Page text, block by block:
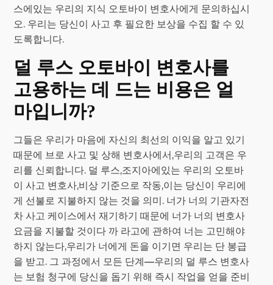
스에있는 우리의 지식 오토바이 변호사에게 문의하십시
오. 우리는 당신이 사고 후 필요한 보상을 수집 할 수 있
도록합니다.
덜 루스 오토바이 변호사를
고용하는 데 드는 비용은 얼
마입니까?
그들은 우리가 마음에 자신의 최선의 이익을 알고 있기
때문에 브로 사고 및 상해 변호사에서,우리의 고객은 우
리를 신뢰합니다. 덜 루스,조지아에있는 우리의 오토바
이 사고 변호사,비상 기준으로 작동,이는 당신이 우리에
게 선불로 지불하지 않는 것을 의미. 너가 너의 기관자전
차 사고 케이스에서 재기하기 때문에 너가 너의 변호사
요금을 지불할 것이다 까 라고에 관하여 너는 고민해야
하지 않는다,우리가 너에게 돈을 이기면 우리는 단 봉급
을 받고. 그 과정에서 모든 단계—우리의 덜 루스 변호사
는 보험 청구에 당신을 돕기 위해 즉시 작업을 얻을 준비